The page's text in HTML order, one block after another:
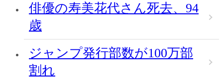
俳優の寿美花代さん死去、94
歳
ジャンプ発行部数が100万部
割れ